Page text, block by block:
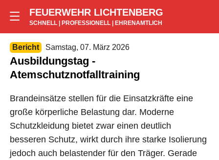
FEUERWEHR LICHTENBERG
SCHNELL | PROFESSIONELL | EHRENAMTLICH
Bericht Samstag, 07. März 2026
Ausbildungstag -
Atemschutznotfalltraining
Brandeinsätze stellen für die Einsatzkräfte eine
große körperliche Belastung dar. Moderne
Schutzkleidung bietet zwar einen deutlich
besseren Schutz, wirkt durch ihre starke Isolierung
jedoch auch belastender für den Träger. Gerade